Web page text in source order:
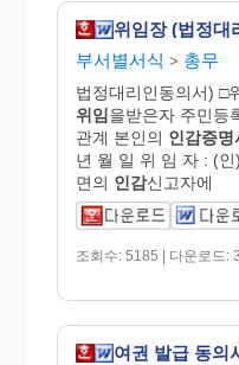
위임장 (법정대
부서별서식 > 총무
법정대리인동의서) □
위임을받은자 주민등
관계 본인의 인감증명
년 월 일 위 임 자 : (
면의 인감신고자에
조회수: 5185 | 다운로드:
여권 발급 동의